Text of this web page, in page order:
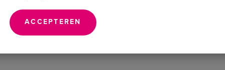
ACCEPTEREN
deze aflevering
favoriete platform en mis nooit meer een nieuwe